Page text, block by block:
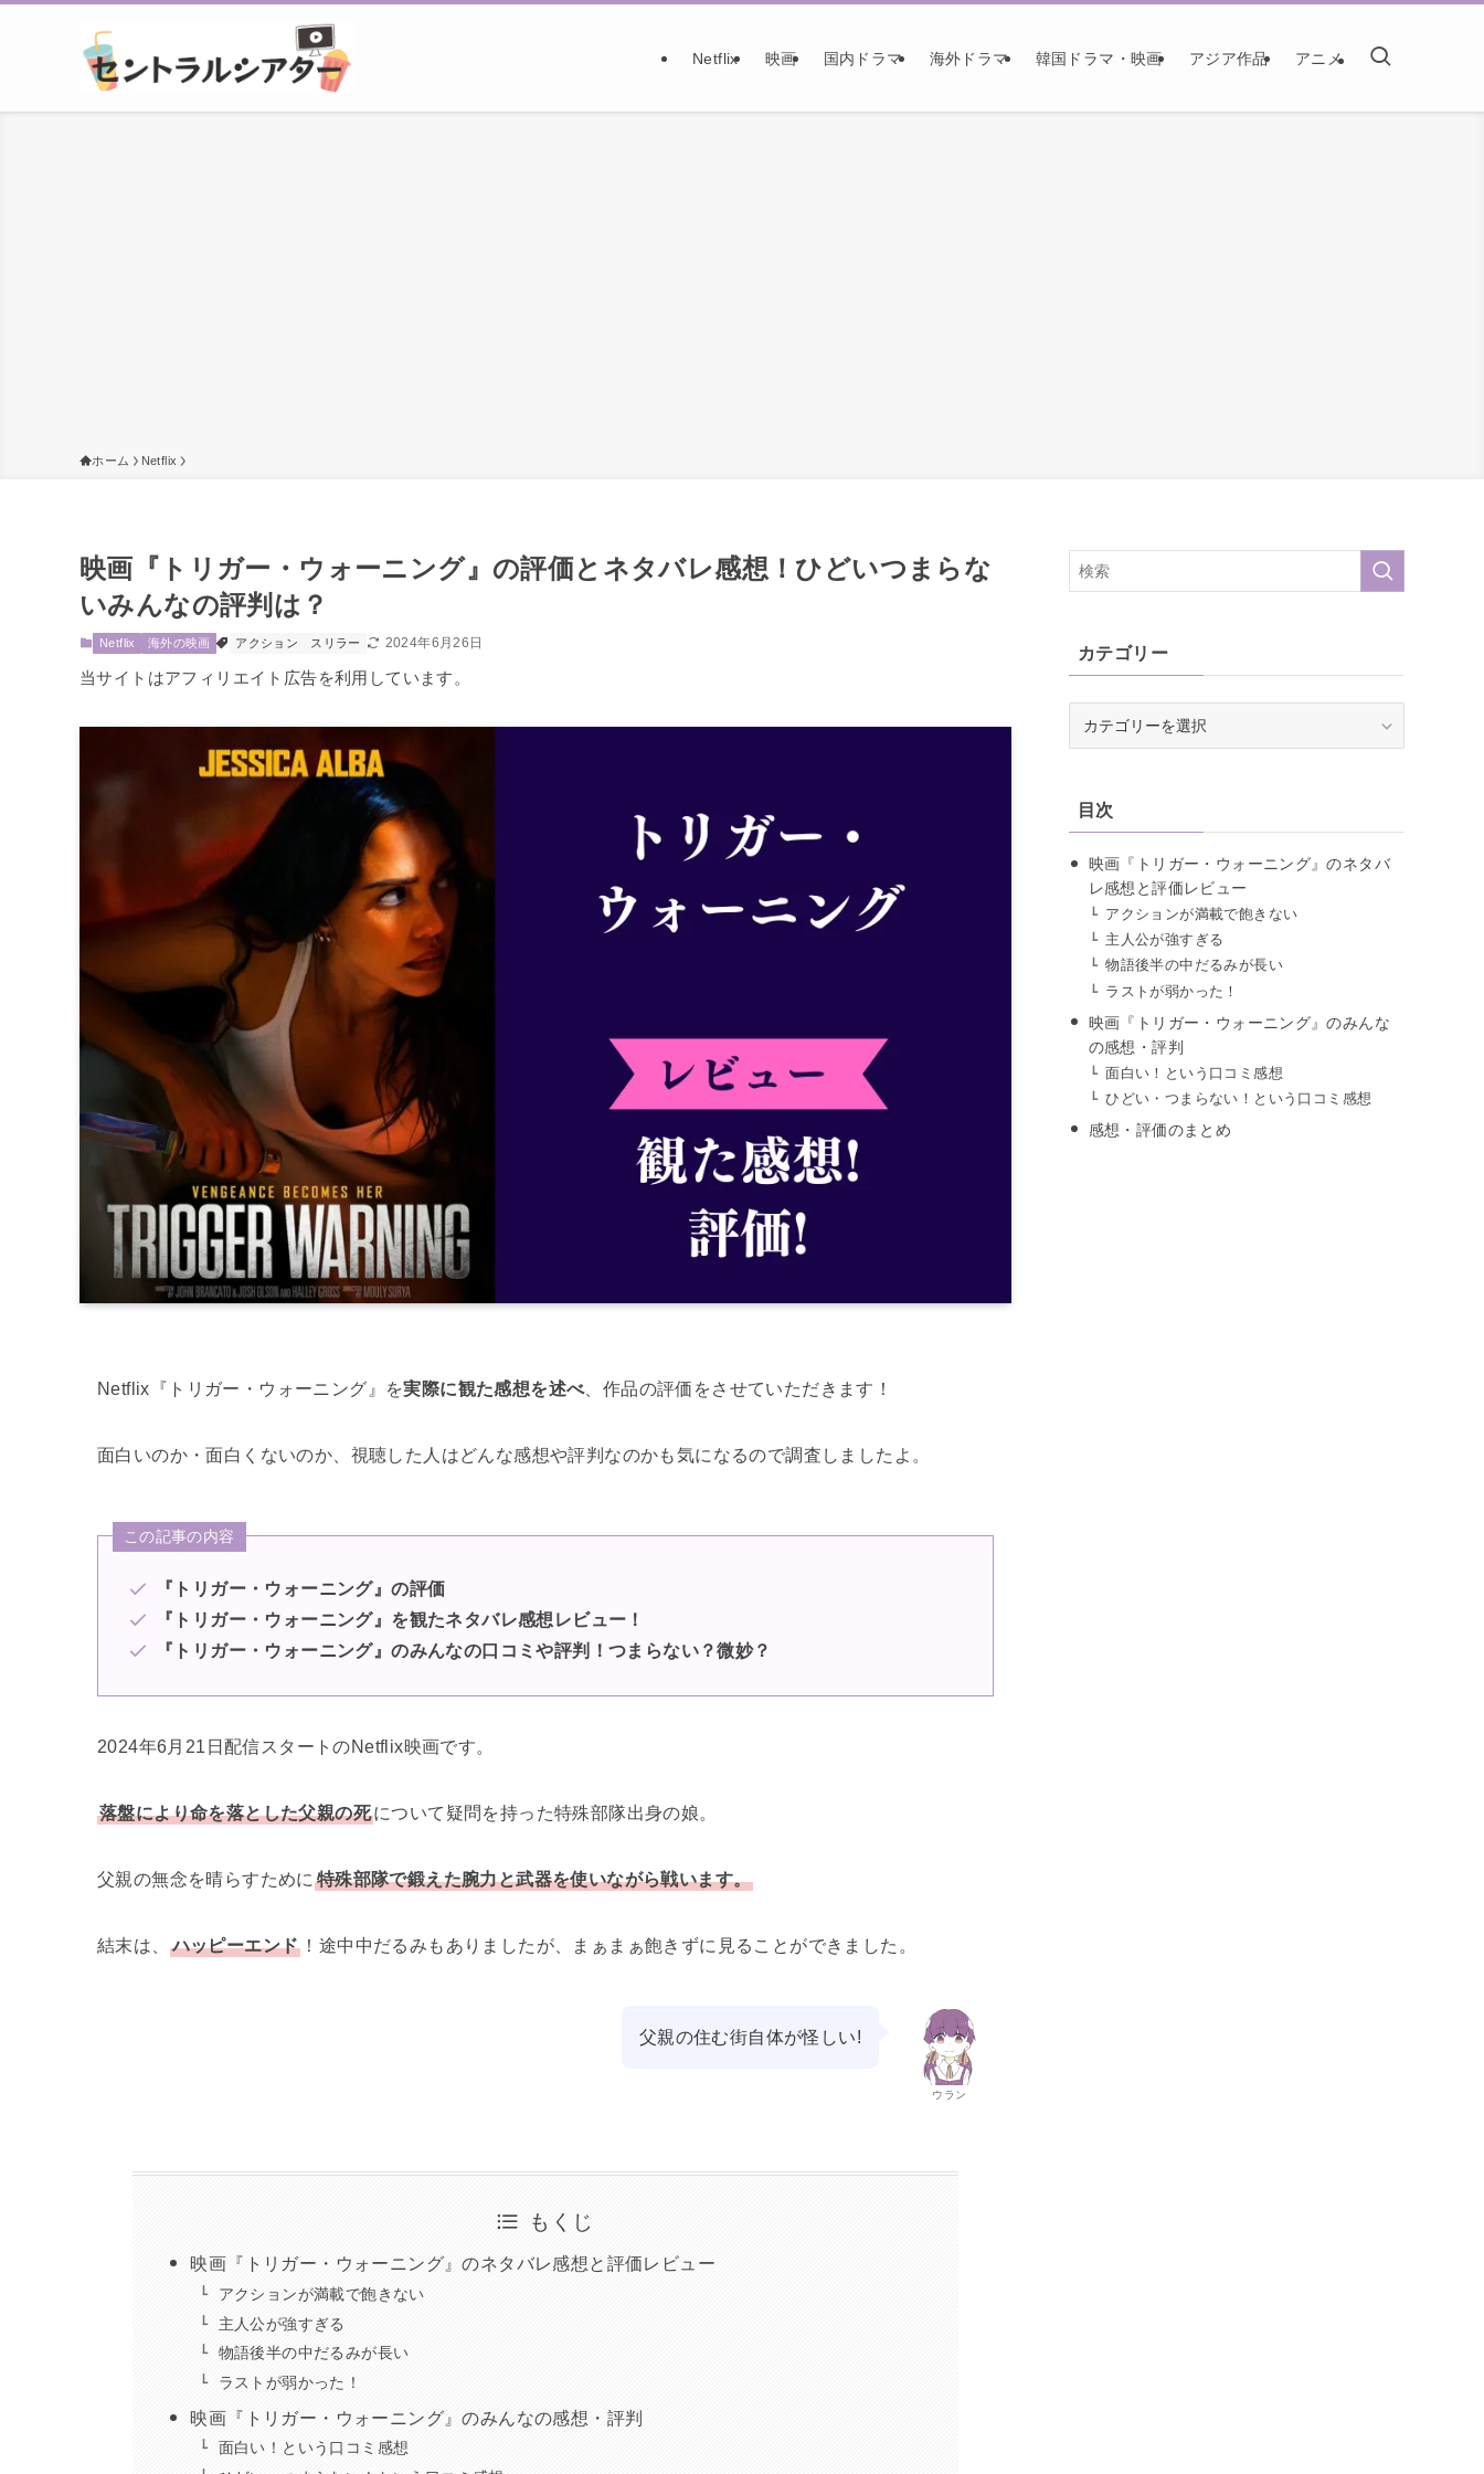
Netflix 映画 国内ドラマ 海外ドラマ 韓国ドラマ・映画 アジア作品 アニメ
ホーム Netflix
映画『トリガー・ウォーニング』の評価とネタバレ感想！ひどいつまらな
いみんなの評判は？
Netflix 海外の映画 アクション スリラー 2024年6月26日
当サイトはアフィリエイト広告を利用しています。
Netflix『トリガー・ウォーニング』を実際に観た感想を述べ、作品の評価をさせていただきます！
面白いのか・面白くないのか、視聴した人はどんな感想や評判なのかも気になるので調査しましたよ。
この記事の内容
『トリガー・ウォーニング』の評価
『トリガー・ウォーニング』を観たネタバレ感想レビュー！
『トリガー・ウォーニング』のみんなの口コミや評判！ つまらない？微妙？
2024年6月21日配信スタートのNetflix映画です。
落盤により命を落とした父親の死について疑問を持った特殊部隊出身の娘。
父親の無念を晴らすために 特殊部隊で鍛えた腕力と武器を使いながら戦います。
結末は、 ハッピーエンド ！途中中だるみもありましたが、まぁまぁ飽きずに見ることができました。
ウラン
父親の住む街自体が怪しい!
もくじ
映画『トリガー・ウォーニング』のネタバレ感想と評価レビュー
アクションが満載で飽きない
主人公が強すぎる
物語後半の中だるみが長い
ラストが弱かった！
映画『トリガー・ウォーニング』のみんなの感想・評判
面白い！という口コミ感想
カテゴリー
ー目次
映画『トリガー・ウォーニング』のネタバ
レ感想と評価レビュー
アクションが満載で飽きない
主人公が強すぎる
物語後半の中だるみが長い
ラストが弱かった！
映画『トリガー・ウォーニング』のみんな
の感想・評判
面白い！という口コミ感想
ひどい・つまらない！という口コミ感想
感想・評価のまとめ